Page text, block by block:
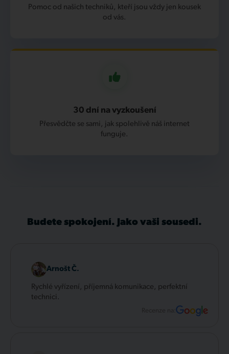
Pomoc od našich techniků, kteří jsou vždy jen kousek
od vás.
30 dní na vyzkoušení
Přesvědčte se sami, jak spolehlivě náš internet
funguje.
Budete spokojení. Jako vaši sousedi.
Arnošt Č.
Rychlé vyřízení, příjemná komunikace, perfektní
technici.
Recenze na: